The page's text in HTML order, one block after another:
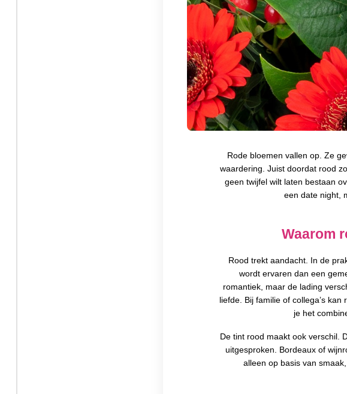
Rode bloemen vallen op. Ze
waardering. Juist doordat rood
geen twijfel wilt laten bestaan
een date night,
Waarom
Rood trekt aandacht. In de
wordt ervaren dan een
romantiek, maar de lading
liefde. Bij familie of collega’s
je het
De tint rood maakt ook verschil.
uitgesproken. Bordeaux of
alleen op basis van